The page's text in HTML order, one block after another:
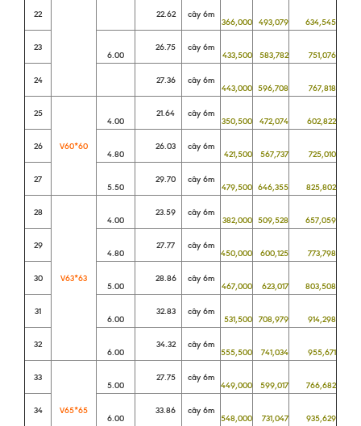
22 22.62 cây 6m
366,000 493,079 634,545
23
6.00
26.75 cây 6m
433,500 583,782 751,076
24 27.36 cây 6m
443,000 596,708 767,818
25
V60*60
4.00
21.64 cây 6m
350,500 472,074 602,822
26
4.80
26.03 cây 6m
421,500 567,737 725,010
27
5.50
29.70 cây 6m
479,500 646,355 825,802
28
V63*63
4.00
23.59 cây 6m
382,000 509,528 657,059
29
4.80
27.77 cây 6m
450,000 600,125 773,798
30
5.00
28.86 cây 6m
467,000 623,017 803,508
31
6.00
32.83 cây 6m
531,500 708,979 914,298
32
6.00
34.32 cây 6m
555,500 741,034 955,671
33
V65*65
5.00
27.75 cây 6m
449,000 599,017 766,682
34
6.00
33.86 cây 6m
548,000 731,047 935,629